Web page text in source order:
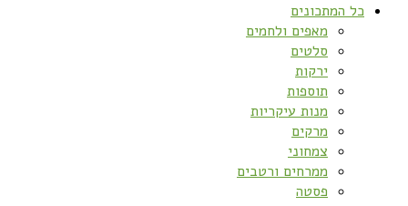
כל המתכונים
מאפים ולחמים
סלטים
ירקות
תוספות
מנות עיקריות
מרקים
צמחוני
ממרחים ורטבים
פסטה